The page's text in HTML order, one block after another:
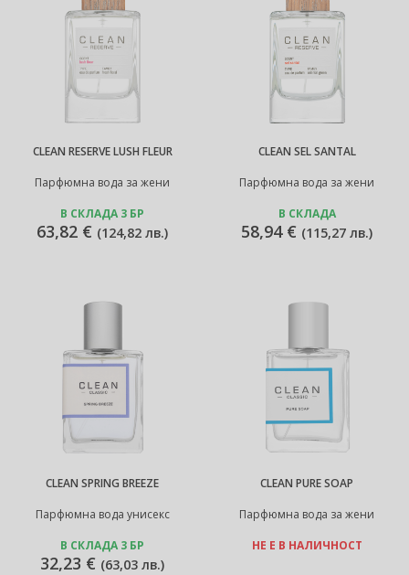
CLEAN RESERVE LUSH FLEUR
Парфюмна вода за жени
В СКЛАДА 3 БР
63,82 € (124,82 лв.)
CLEAN SEL SANTAL
Парфюмна вода за жени
В СКЛАДА
58,94 € (115,27 лв.)
CLEAN SPRING BREEZE
Парфюмна вода унисекс
В СКЛАДА 3 БР
32,23 € (63,03 лв.)
CLEAN PURE SOAP
Парфюмна вода за жени
НЕ Е В НАЛИЧНОСТ